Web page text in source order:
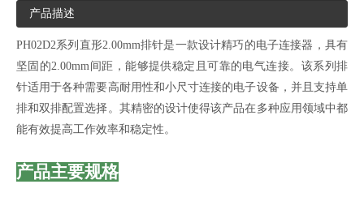
产品描述
PH02D2系列直形2.00mm排针是一款设计精巧的电子连接器，具有
坚固的2.00mm间距，能够提供稳定且可靠的电气连接。该系列排
针适用于各种需要高耐用性和小尺寸连接的电子设备，并且支持单
排和双排配置选择。其精密的设计使得该产品在多种应用领域中都
能有效提高工作效率和稳定性。
产品主要规格